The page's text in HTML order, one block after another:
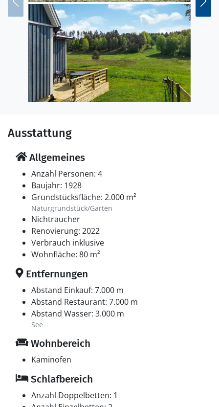
Ausstattung
Allgemeines
Anzahl Personen: 4
Baujahr: 1928
Grundstücksfläche: 2.000 m²
Naturgrundstück/Garten
Nichtraucher
Renovierung: 2022
Verbrauch inklusive
Wohnfläche: 80 m²
Entfernungen
Abstand Einkauf: 7.000 m
Abstand Restaurant: 7.000 m
Abstand Wasser: 3.000 m
See
Wohnbereich
Kaminofen
Schlafbereich
Anzahl Doppelbetten: 1